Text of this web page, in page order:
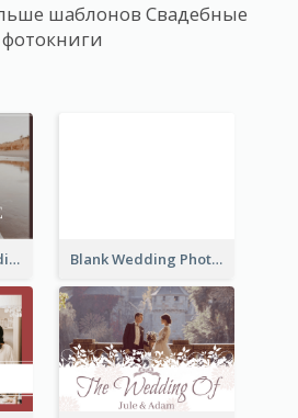
шаблонов Свадебные
фотокниги
Forever Love Wedding Photo Book Blank Wedding Photo Book